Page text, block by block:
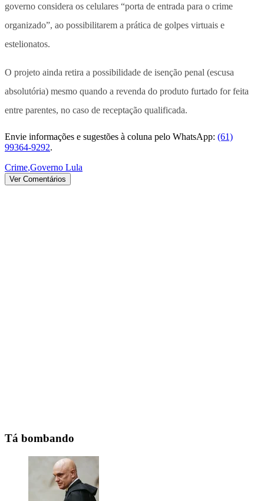
governo considera os celulares “porta de entrada para o crime
organizado”, ao possibilitarem a prática de golpes virtuais e
estelionatos.
O projeto ainda retira a possibilidade de isenção penal (escusa
absolutória) mesmo quando a revenda do produto furtado for feita
entre parentes, no caso de receptação qualificada.
Envie informações e sugestões à coluna pelo WhatsApp: (61)
99364-9292.
Crime,Governo Lula
Ver Comentários
Tá bombando